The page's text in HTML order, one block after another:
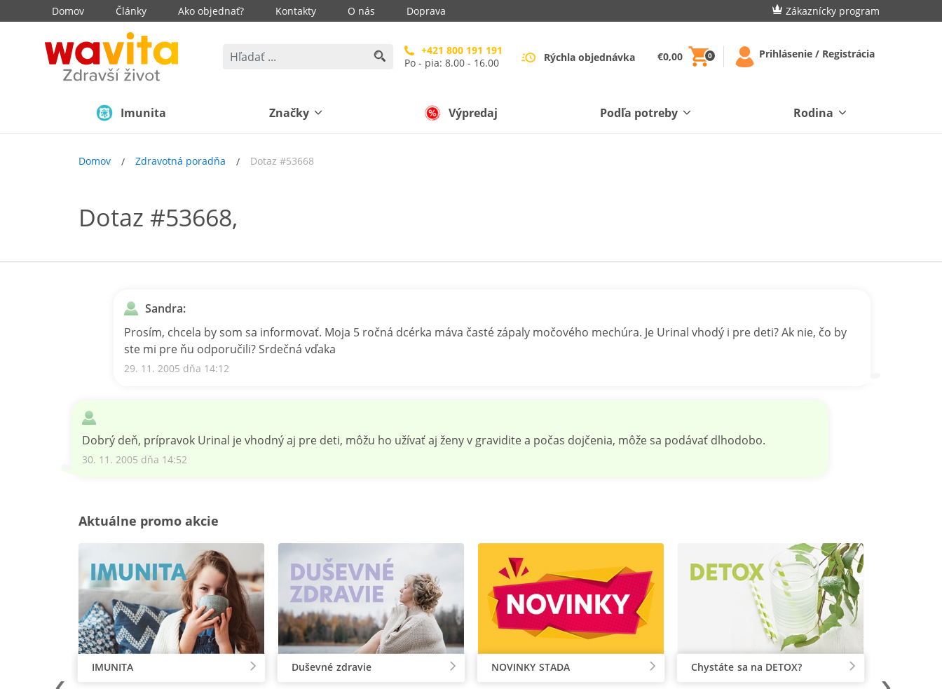
Domov Články Ako objednať? Kontakty O nás Doprava Zákaznícky program
+421 800 191 191
Po - pia: 8.00 - 16.00
Rýchla objednávka €0,00 0 Prihlásenie / Registrácia
Imunita Značky Výpredaj Podľa potreby Rodina
Domov Zdravotná poradňa Dotaz #53668
Dotaz #53668,
Sandra:
Prosím, chcela by som sa informovať. Moja 5 ročná dcérka máva časté zápaly močového mechúra. Je Urinal vhodý i pre deti? Ak nie, čo by
ste mi pre ňu odporučili? Srdečná vďaka
29. 11. 2005 dňa 14:12
Dobrý deň, prípravok Urinal je vhodný aj pre deti, môžu ho užívať aj ženy v gravidite a počas dojčenia, môže sa podávať dlhodobo.
30. 11. 2005 dňa 14:52
Aktuálne promo akcie
IMUNITA Duševné zdravie NOVINKY STADA Chystáte sa na DETOX?